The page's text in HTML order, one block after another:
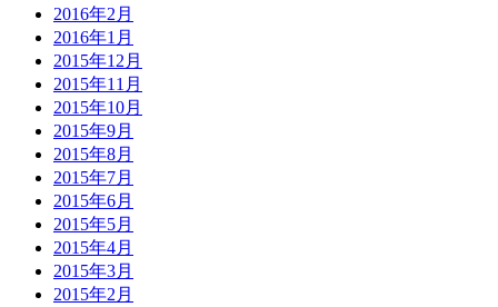
2016年2月
2016年1月
2015年12月
2015年11月
2015年10月
2015年9月
2015年8月
2015年7月
2015年6月
2015年5月
2015年4月
2015年3月
2015年2月